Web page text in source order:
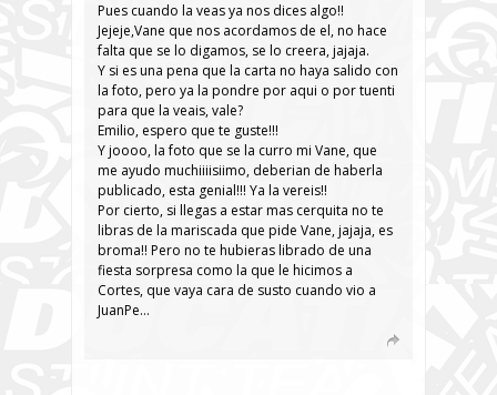
Pues cuando la veas ya nos dices algo!!
Jejeje,Vane que nos acordamos de el, no hace
falta que se lo digamos, se lo creera, jajaja.
Y si es una pena que la carta no haya salido con
la foto, pero ya la pondre por aqui o por tuenti
para que la veais, vale?
Emilio, espero que te guste!!!
Y joooo, la foto que se la curro mi Vane, que
me ayudo muchiiiisiimo, deberian de haberla
publicado, esta genial!!! Ya la vereis!!
Por cierto, si llegas a estar mas cerquita no te
libras de la mariscada que pide Vane, jajaja, es
broma!! Pero no te hubieras librado de una
fiesta sorpresa como la que le hicimos a
Cortes, que vaya cara de susto cuando vio a
JuanPe…